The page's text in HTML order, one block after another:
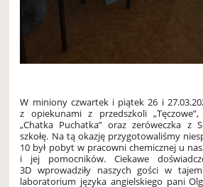
W miniony czwartek i piątek 26 i
z opiekunami z przedszkoli „Tęczowe”,
„Chatka Puchatka” oraz zeróweczka z
szkołę. Na tą okazję przygotowaliśmy
10 był pobyt w pracowni chemicznej u
i jej pomocników. Ciekawe
3D wprowadziły naszych gości w
laboratorium języka angielskiego pani